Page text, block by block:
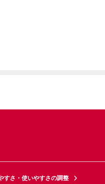
すさ・使いやすさの調整